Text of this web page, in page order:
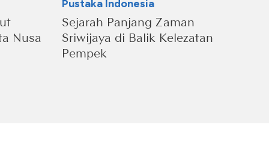
Nusa
Pustaka Indonesia
Sejarah Panjang Zaman
Sriwijaya di Balik Kelezatan
Pempek